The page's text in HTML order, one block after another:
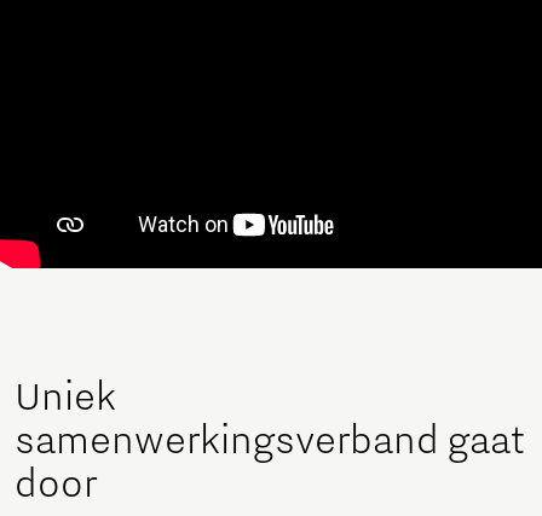
Uniek
samenwerkingsverband gaat
door